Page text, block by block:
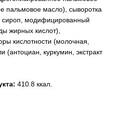
пальмовое масло), сыворотка
сироп, модифицированный
жирных кислот),
кислотности (молочная,
(антоциан, куркумин, экстракт
410.8 ккал.